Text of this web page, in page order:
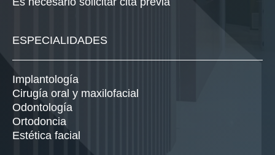
ESPECIALIDADES
Implantología
Cirugía oral y maxilofacial
Odontología
Ortodoncia
Estética facial